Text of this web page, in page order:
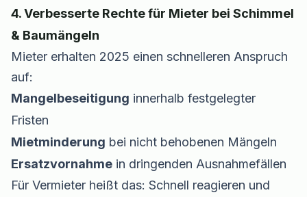
4. Verbesserte Rechte für Mieter bei Schimmel
& Baumängeln
Mieter erhalten 2025 einen schnelleren Anspruch
auf:
Mangelbeseitigung innerhalb festgelegter
Fristen
Mietminderung bei nicht behobenen Mängeln
Ersatzvornahme in dringenden Ausnahmefällen
Für Vermieter heißt das: Schnell reagieren und